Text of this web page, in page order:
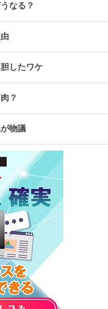
なる？
したワケ
？
物議